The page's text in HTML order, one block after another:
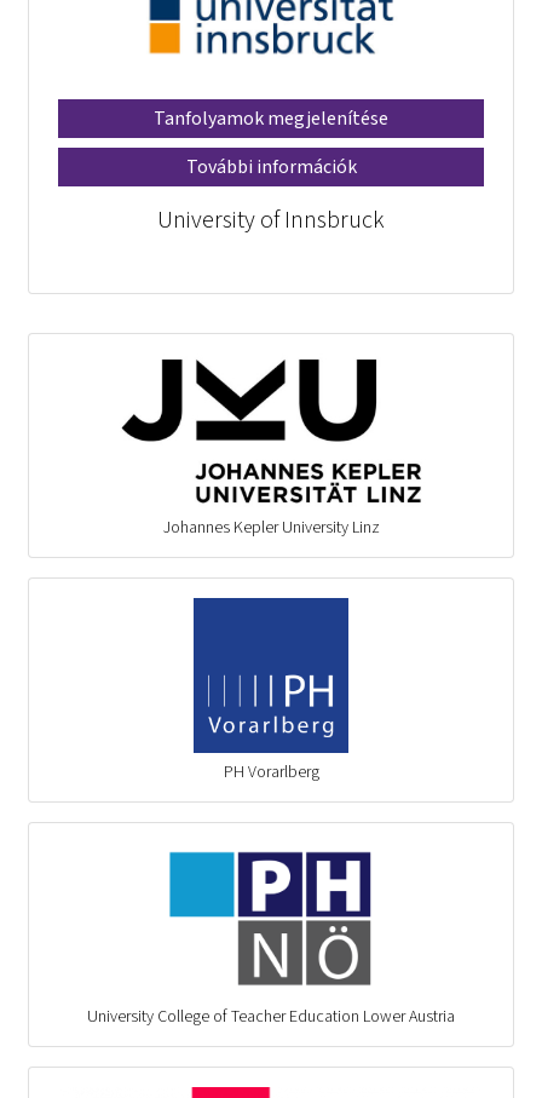
Tanfolyamok megjelenítése
További információk
University of Innsbruck
Johannes Kepler University Linz
PH Vorarlberg
University College of Teacher Education Lower Austria